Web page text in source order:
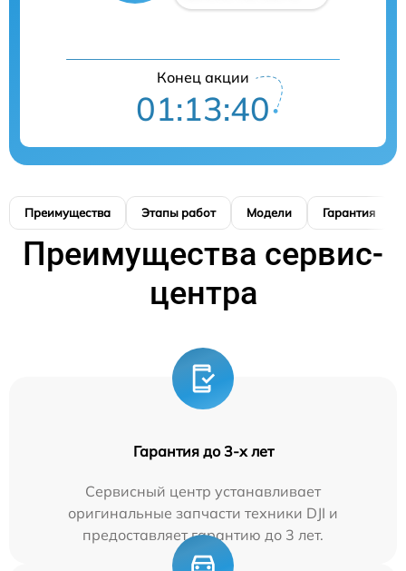
Конец акции
01:13:39
Преимущества Этапы работ Модели Гарантия
Преимущества сервис-
центра
Гарантия до 3-х лет
Сервисный центр устанавливает
оригинальные запчасти техники DJI и
предоставляет гарантию до 3 лет.